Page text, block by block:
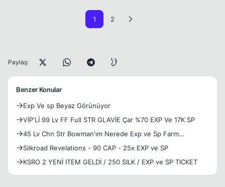
1 2
Paylaş:
Benzer Konular
Exp Ve sp Beyaz Görünüyor
VİP'Lİ 99 Lv FF Full STR GLAVİE Çar %70 EXP Ve 17K SP
45 Lv Chn Str Bowman'ım Nerede Exp ve Sp Farm
Kasabilirim?
Silkroad Revelations - 90 CAP - 25x EXP ve SP
KSRO 2 YENİ ITEM GELDİ / 250 SILK / EXP ve SP TICKET